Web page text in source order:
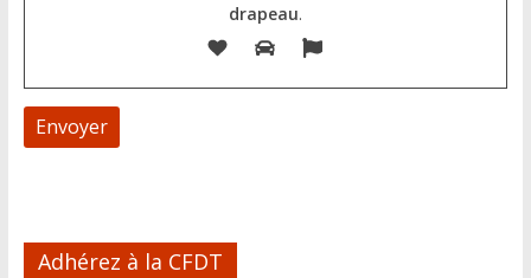
drapeau.
l
Adhérez à la CFDT